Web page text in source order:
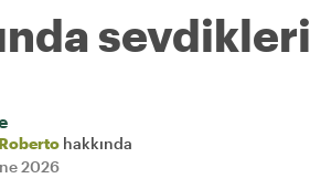
sevdikleri
Roberto hakkında
2026